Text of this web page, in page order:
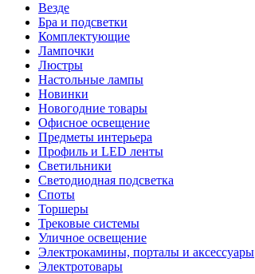
Везде
Бра и подсветки
Комплектующие
Лампочки
Люстры
Настольные лампы
Новинки
Новогодние товары
Офисное освещение
Предметы интерьера
Профиль и LED ленты
Светильники
Светодиодная подсветка
Споты
Торшеры
Трековые системы
Уличное освещение
Электрокамины, порталы и аксессуары
Электротовары